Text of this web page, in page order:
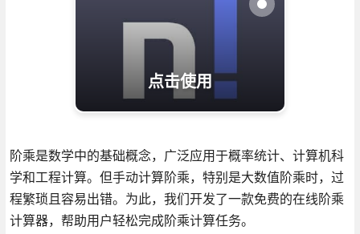
点击使用
阶乘是数学中的基础概念，广泛应用于概率统计、计算机科
学和工程计算。但手动计算阶乘，特别是大数值阶乘时，过
程繁琐且容易出错。为此，我们开发了一款免费的在线阶乘
计算器，帮助用户轻松完成阶乘计算任务。